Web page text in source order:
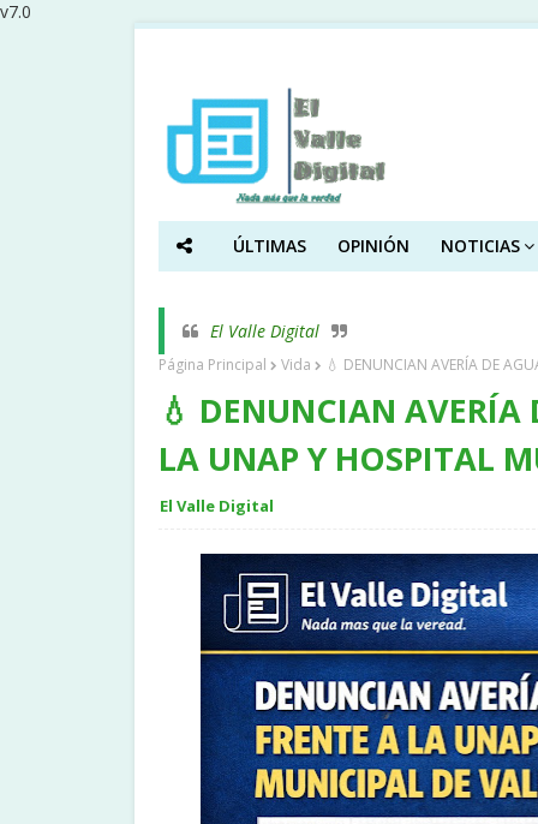
v7.0
ÚLTIMAS OPINIÓN NOTICIAS
El Valle Digital
Página Principal Vida 💧 DENUNCIAN AVERÍA DE
💧 DENUNCIAN AVERÍA
LA UNAP Y HOSPITAL
El Valle Digital